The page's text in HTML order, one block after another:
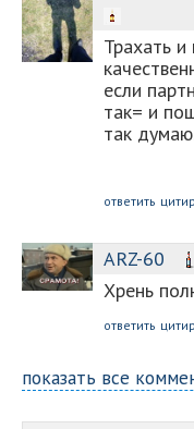
Трахать
если
так= и
так
ответить
ARZ-60
Хрень
ответить
показать все